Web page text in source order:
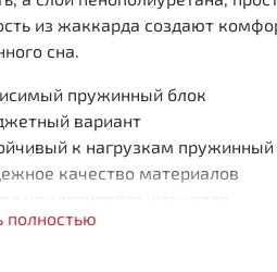
из жаккарда создают
сна.
пружинный блок
вариант
к нагрузкам пружинный
качество материалов
из хлопкового жаккарда
210 мм
полностью